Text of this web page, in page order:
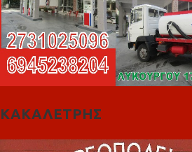
ΚΑΚΑΛΕΤΡΗΣ